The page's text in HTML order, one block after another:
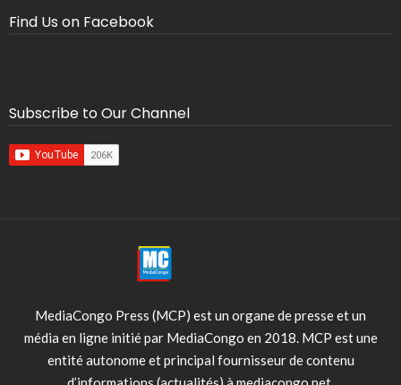
Find Us on Facebook
Subscribe to Our Channel
MediaCongo Press (MCP) est un organe de presse et un
média en ligne initié par MediaCongo en 2018. MCP est une
entité autonome et principal fournisseur de contenu